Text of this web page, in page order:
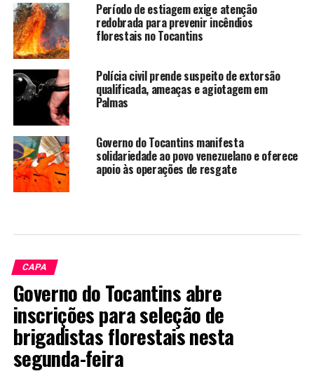
Período de estiagem exige atenção
redobrada para prevenir incêndios
florestais no Tocantins
Polícia civil prende suspeito de extorsão
qualificada, ameaças e agiotagem em
Palmas
Governo do Tocantins manifesta
solidariedade ao povo venezuelano e oferece
apoio às operações de resgate
CAPA
Governo do Tocantins abre
inscrições para seleção de
brigadistas florestais nesta
segunda-feira